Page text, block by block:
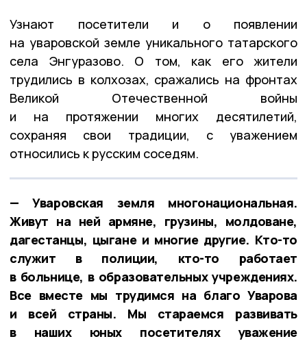
Узнают посетители и о появлении
на уваровской земле уникального татарского
села Энгуразово. О том, как его жители
трудились в колхозах, сражались на фронтах
Великой Отечественной войны
и на протяжении многих десятилетий,
сохраняя свои традиции, с уважением
относились к русским соседям.
— Уваровская земля многонациональная.
Живут на ней армяне, грузины, молдоване,
дагестанцы, цыгане и многие другие. Кто-то
служит в полиции, кто-то работает
в больнице, в образовательных учреждениях.
Все вместе мы трудимся на благо Уварова
и всей страны. Мы стараемся развивать
в наших юных посетителях уважение